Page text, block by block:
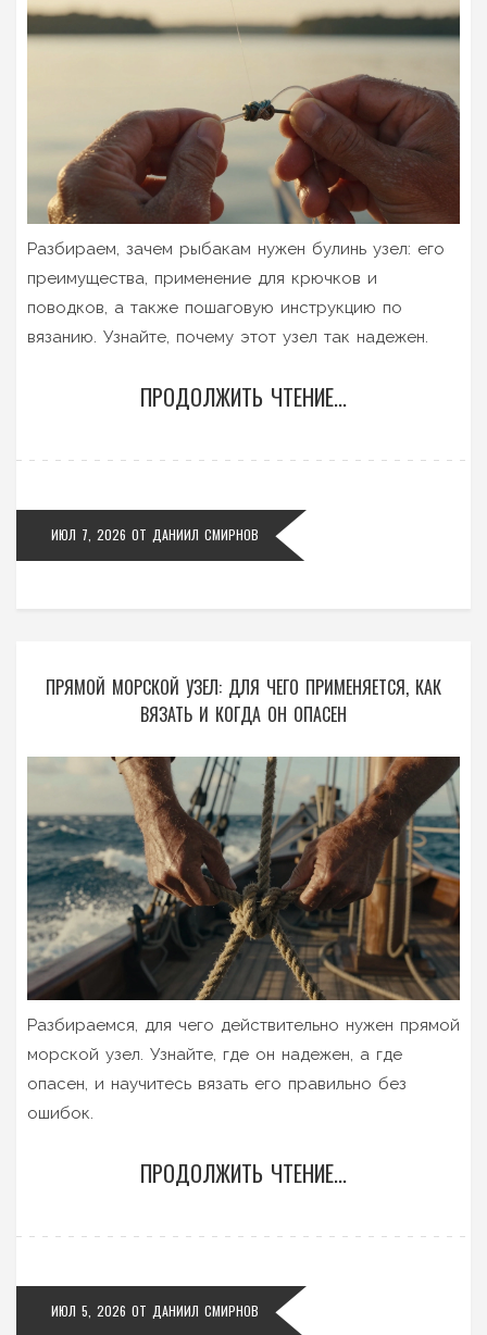
Разбираем, зачем рыбакам нужен булинь узел: его
преимущества, применение для крючков и
поводков, а также пошаговую инструкцию по
вязанию. Узнайте, почему этот узел так надежен.
ПРОДОЛЖИТЬ ЧТЕНИЕ...
ИЮЛ 7, 2026 ОТ ДАНИИЛ СМИРНОВ
ПРЯМОЙ МОРСКОЙ УЗЕЛ: ДЛЯ ЧЕГО ПРИМЕНЯЕТСЯ, КАК
ВЯЗАТЬ И КОГДА ОН ОПАСЕН
Разбираемся, для чего действительно нужен прямой
морской узел. Узнайте, где он надежен, а где
опасен, и научитесь вязать его правильно без
ошибок.
ПРОДОЛЖИТЬ ЧТЕНИЕ...
ИЮЛ 5, 2026 ОТ ДАНИИЛ СМИРНОВ